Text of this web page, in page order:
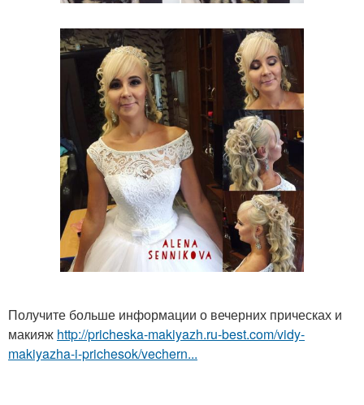
Получите больше информации о вечерних прическах и
макияж http://pricheska-makiyazh.ru-best.com/vidy-
makiyazha-i-prichesok/vechern...